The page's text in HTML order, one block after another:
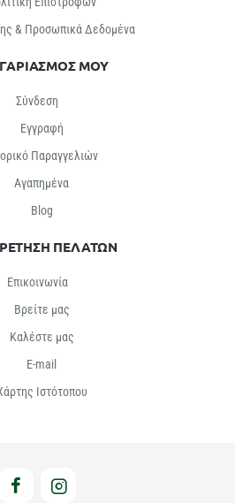
& Προσωπικά Δεδομένα
ΜΟΥ
Σύνδεση
Εγγραφή
Παραγγελιών
Αγαπημένα
Βlog
ΠΕΛΑΤΩΝ
Επικοινωνία
Βρείτε μας
Καλέστε μας
E-mail
Ιστότοπου